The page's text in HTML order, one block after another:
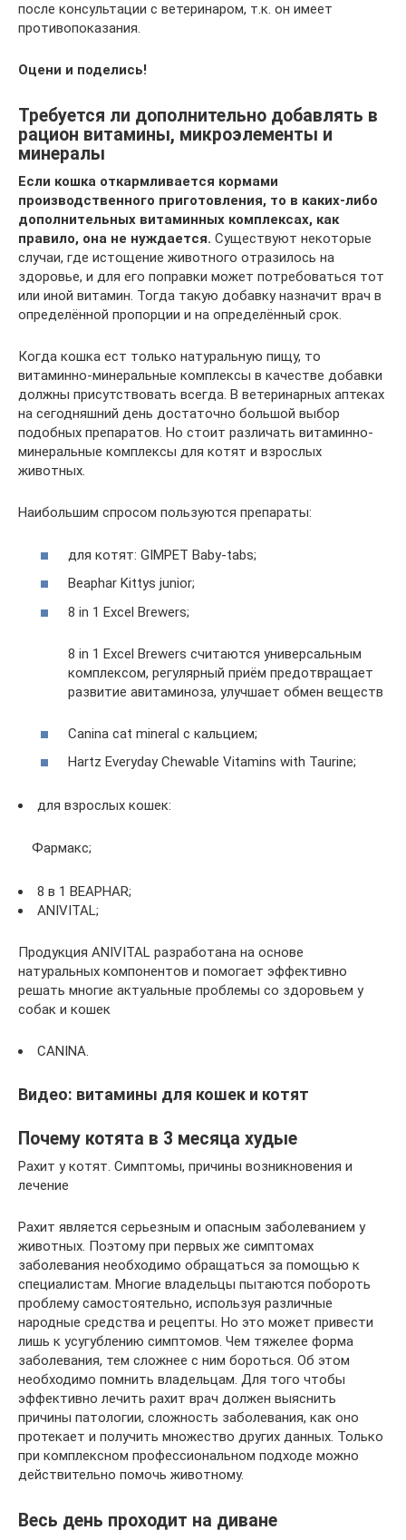
после консультации с ветеринаром, т.к. он имеет
противопоказания.
Оцени и поделись!
Требуется ли дополнительно добавлять в
рацион витамины, микроэлементы и
минералы
Если кошка откармливается кормами
производственного приготовления, то в каких-либо
дополнительных витаминных комплексах, как
правило, она не нуждается. Существуют некоторые
случаи, где истощение животного отразилось на
здоровье, и для его поправки может потребоваться тот
или иной витамин. Тогда такую добавку назначит врач в
определённой пропорции и на определённый срок.
Когда кошка ест только натуральную пищу, то
витаминно-минеральные комплексы в качестве добавки
должны присутствовать всегда. В ветеринарных аптеках
на сегодняшний день достаточно большой выбор
подобных препаратов. Но стоит различать витаминно-
минеральные комплексы для котят и взрослых
животных.
Наибольшим спросом пользуются препараты:
для котят: GIMPET Baby-tabs;
Beaphar Kittys junior;
8 in 1 Excel Brewers;
8 in 1 Excel Brewers считаются универсальным
комплексом, регулярный приём предотвращает
развитие авитаминоза, улучшает обмен веществ
Canina cat mineral с кальцием;
Hartz Everyday Chewable Vitamins with Taurine;
для взрослых кошек:
Фармакс;
8 в 1 BEAPHAR;
ANIVITAL;
Продукция ANIVITAL разработана на основе
натуральных компонентов и помогает эффективно
решать многие актуальные проблемы со здоровьем у
собак и кошек
CANINA.
Видео: витамины для кошек и котят
Почему котята в 3 месяца худые
Рахит у котят. Симптомы, причины возникновения и
лечение
Рахит является серьезным и опасным заболеванием у
животных. Поэтому при первых же симптомах
заболевания необходимо обращаться за помощью к
специалистам. Многие владельцы пытаются побороть
проблему самостоятельно, используя различные
народные средства и рецепты. Но это может привести
лишь к усугублению симптомов. Чем тяжелее форма
заболевания, тем сложнее с ним бороться. Об этом
необходимо помнить владельцам. Для того чтобы
эффективно лечить рахит врач должен выяснить
причины патологии, сложность заболевания, как оно
протекает и получить множество других данных. Только
при комплексном профессиональном подходе можно
действительно помочь животному.
Весь день проходит на диване